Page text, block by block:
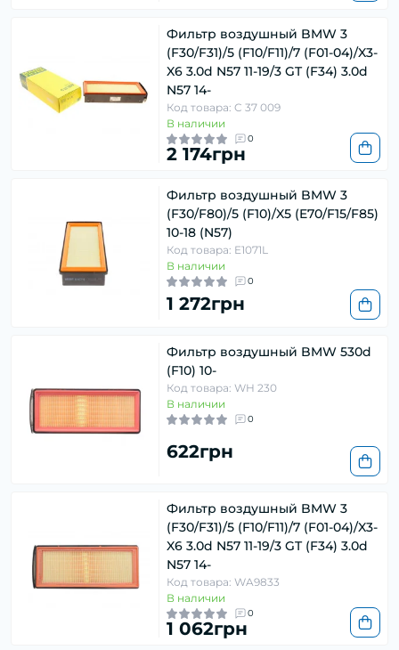
Фильтр воздушный BMW 3
(F30/F31)/5 (F10/F11)/7 (F01-04)/X3-
X6 3.0d N57 11-19/3 GT (F34) 3.0d
N57 14-
Код товара: C 37 009
В наличии
0
2 174грн
Фильтр воздушный BMW 3
(F30/F80)/5 (F10)/X5 (E70/F15/F85)
10-18 (N57)
Код товара: E1071L
В наличии
0
1 272грн
Фильтр воздушный BMW 530d
(F10) 10-
Код товара: WH 230
В наличии
0
622грн
Фильтр воздушный BMW 3
(F30/F31)/5 (F10/F11)/7 (F01-04)/X3-
X6 3.0d N57 11-19/3 GT (F34) 3.0d
N57 14-
Код товара: WA9833
В наличии
0
1 062грн